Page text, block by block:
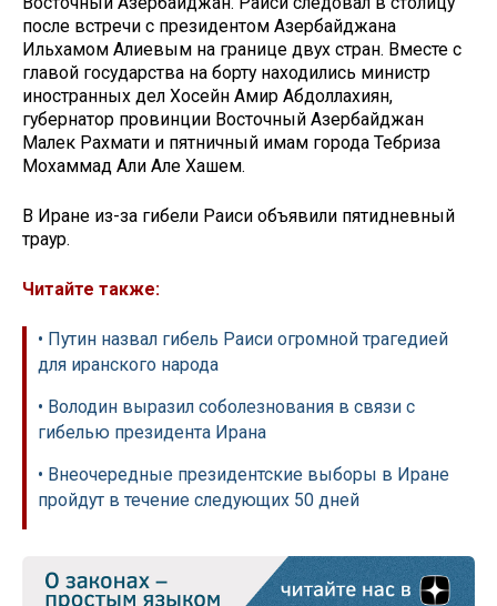
после встречи с президентом Азербайджана
Ильхамом Алиевым на границе двух стран. Вместе с
главой государства на борту находились министр
иностранных дел Хосейн Амир Абдоллахиян,
губернатор провинции Восточный Азербайджан
Малек Рахмати и пятничный имам города Тебриза
Мохаммад Али Але Хашем.
В Иране из-за гибели Раиси объявили пятидневный
траур.
Читайте также:
• Путин назвал гибель Раиси огромной трагедией
для иранского народа
• Володин выразил соболезнования в связи с
гибелью президента Ирана
• Внеочередные президентские выборы в Иране
пройдут в течение следующих 50 дней